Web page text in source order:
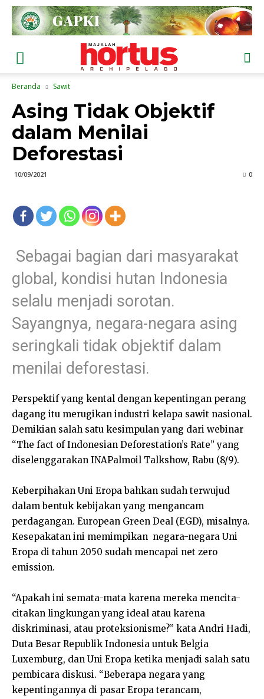
Beranda Sawit
Asing Tidak Objektif
dalam Menilai
Deforestasi
10/09/2021 0
Sebagai bagian dari masyarakat
global, kondisi hutan Indonesia
selalu menjadi sorotan.
Sayangnya, negara-negara asing
seringkali tidak objektif dalam
menilai deforestasi.
Perspektif yang kental dengan kepentingan perang
dagang itu merugikan industri kelapa sawit nasional.
Demikian salah satu kesimpulan yang dari webinar
“The fact of Indonesian Deforestation’s Rate” yang
diselenggarakan INAPalmoil Talkshow, Rabu (8/9).
Keberpihakan Uni Eropa bahkan sudah terwujud
dalam bentuk kebijakan yang mengancam
perdagangan. European Green Deal (EGD), misalnya.
Kesepakatan ini memimpikan negara-negara Uni
Eropa di tahun 2050 sudah mencapai net zero
emission.
“Apakah ini semata-mata karena mereka mencita-
citakan lingkungan yang ideal atau karena
diskriminasi, atau proteksionisme?” kata Andri Hadi,
Duta Besar Republik Indonesia untuk Belgia
Luxemburg, dan Uni Eropa ketika menjadi salah satu
pembicara diskusi. “Beberapa negara yang
kepentingannya di pasar Eropa terancam,